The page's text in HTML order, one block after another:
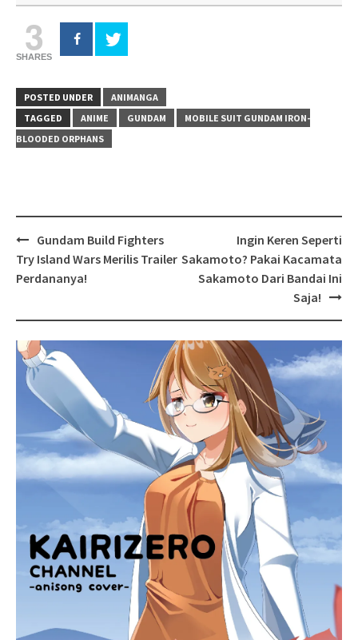
3
SHARES
POSTED UNDER
ANIMANGA
TAGGED
ANIME GUNDAM
MOBILE SUIT GUNDAM IRON-
BLOODED ORPHANS
Post
navigation
Gundam Build Fighters
Try Island Wars Merilis Trailer
Perdananya!
Ingin Keren Seperti
Sakamoto? Pakai Kacamata
Sakamoto Dari Bandai Ini
Saja!